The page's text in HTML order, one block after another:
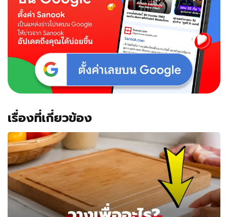
ถนน
เข้า
หวิด
แบน
ติด
ไม่รู้
ตัว
เรื่องที่เกี่ยวข้อง